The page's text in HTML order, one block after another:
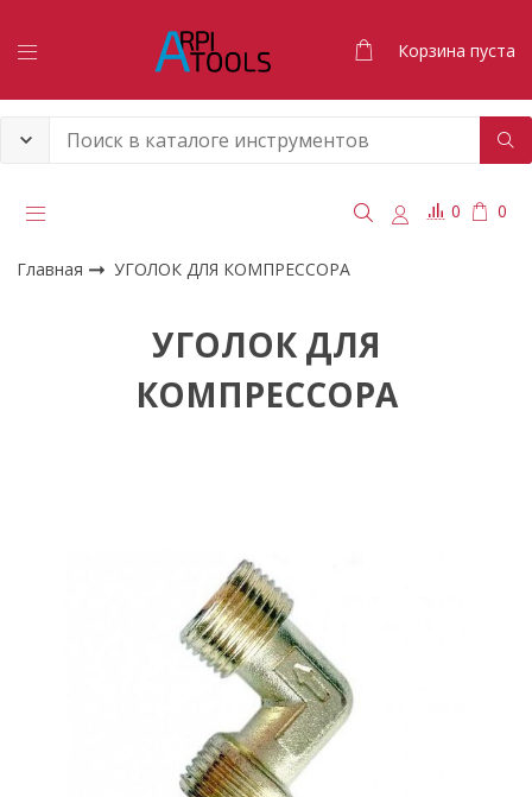
Корзина пуста
0 0
Главная УГОЛОК ДЛЯ КОМПРЕССОРА
УГОЛОК ДЛЯ
КОМПРЕССОРА